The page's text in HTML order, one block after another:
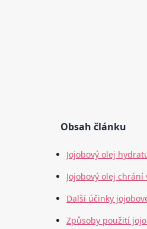
Obsah článku
Jojobový olej
Jojobový olej
Další účinky
Způsoby použití